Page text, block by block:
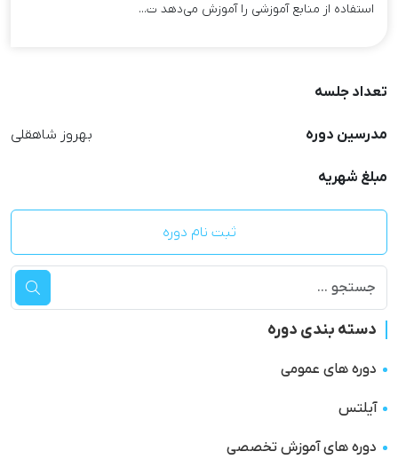
تعداد جلسه
مدرسین دوره بهروز شاهقلی
مبلغ شهریه
ثبت نام دوره
دسته بندی دوره
دوره های عمومی
آیلتس
دوره های آموزش تخصصی
استفاده از منابع آموزشی را آموزش می‌دهد ت...